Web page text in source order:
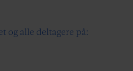
og alle deltagere på: